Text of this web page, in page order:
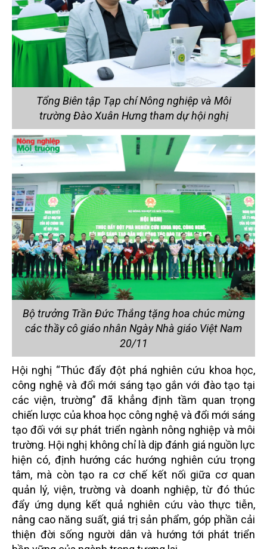
Tổng Biên tập Tạp chí Nông nghiệp và Môi
trường Đào Xuân Hưng tham dự hội nghị
Bộ trưởng Trần Đức Thắng tặng hoa chúc mừng
các thầy cô giáo nhân Ngày Nhà giáo Việt Nam
20/11
Hội nghị “Thúc đẩy đột phá nghiên cứu khoa học,
công nghệ và đổi mới sáng tạo gắn với đào tạo tại
các viện, trường” đã khẳng định tầm quan trọng
chiến lược của khoa học công nghệ và đổi mới sáng
tạo đối với sự phát triển ngành nông nghiệp và môi
trường. Hội nghị không chỉ là dịp đánh giá nguồn lực
hiện có, định hướng các hướng nghiên cứu trọng
tâm, mà còn tạo ra cơ chế kết nối giữa cơ quan
quản lý, viện, trường và doanh nghiệp, từ đó thúc
đẩy ứng dụng kết quả nghiên cứu vào thực tiễn,
nâng cao năng suất, giá trị sản phẩm, góp phần cải
thiện đời sống người dân và hướng tới phát triển